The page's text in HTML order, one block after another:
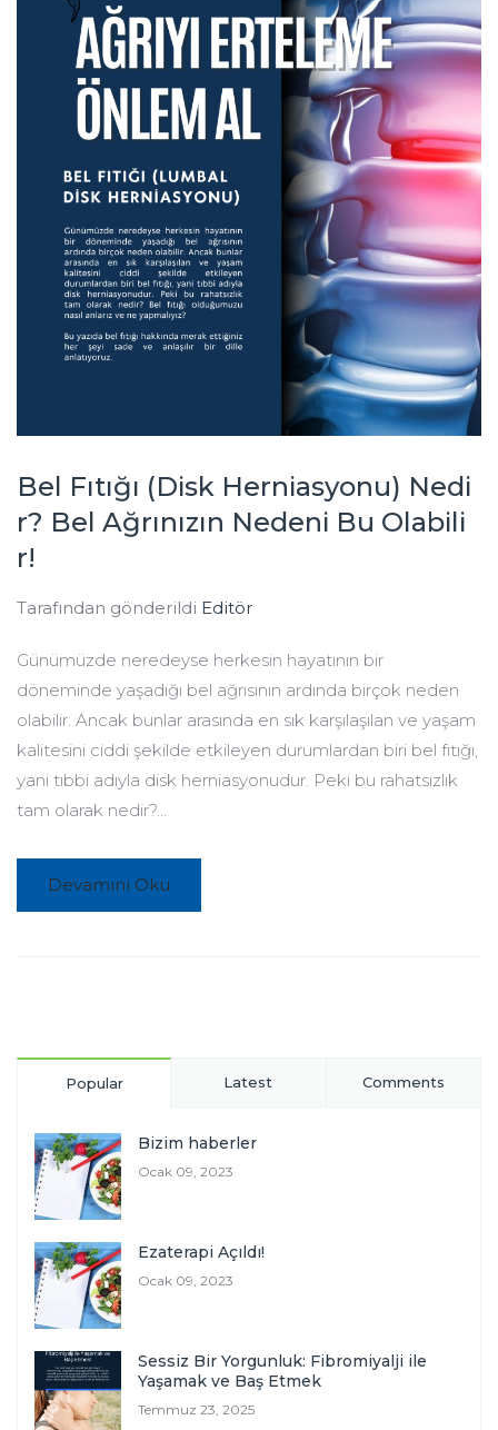
Bel Fıtığı (Disk Herniasyonu) Nedi
r? Bel Ağrınızın Nedeni Bu Olabili
r!
Tarafından gönderildi Editör
Günümüzde neredeyse herkesin hayatının bir
döneminde yaşadığı bel ağrısının ardında birçok neden
olabilir. Ancak bunlar arasında en sık karşılaşılan ve yaşam
kalitesini ciddi şekilde etkileyen durumlardan biri bel fıtığı,
yani tıbbi adıyla disk herniasyonudur. Peki bu rahatsızlık
tam olarak nedir?...
Devamını Oku
Popular Latest Comments
Bizim haberler
Ocak 09, 2023
Ezaterapi Açıldı!
Ocak 09, 2023
Sessiz Bir Yorgunluk: Fibromiyalji ile
Yaşamak ve Baş Etmek
Temmuz 23, 2025